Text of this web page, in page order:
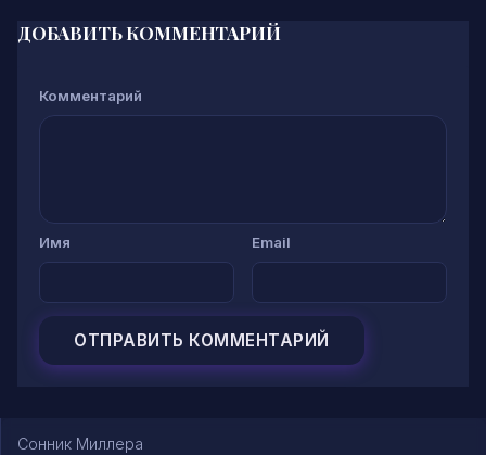
ДОБАВИТЬ КОММЕНТАРИЙ
Комментарий
Имя Email
Сонник Миллера